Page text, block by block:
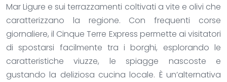
Mar Ligure e sui terrazzamenti coltivati a vite e olivi che
caratterizzano la regione. Con frequenti corse
giornaliere, il Cinque Terre Express permette ai visitatori
di spostarsi facilmente tra i borghi, esplorando le
caratteristiche viuzze, le spiagge nascoste e
gustando la deliziosa cucina locale. È un’alternativa